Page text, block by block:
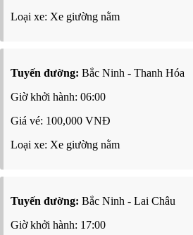
Loại xe: Xe giường nằm
Tuyến đường: Bắc Ninh - Thanh Hóa
Giờ khởi hành: 06:00
Giá vé: 100,000 VNĐ
Loại xe: Xe giường nằm
Tuyến đường: Bắc Ninh - Lai Châu
Giờ khởi hành: 17:00